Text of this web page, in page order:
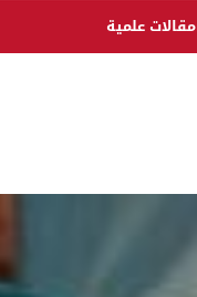
مقالات علمية